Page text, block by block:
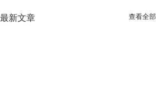
最新文章 查看全部